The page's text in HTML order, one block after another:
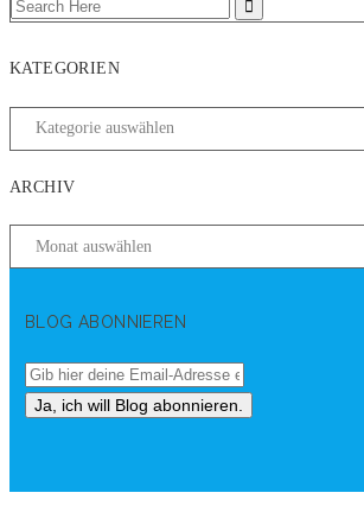
KATEGORIEN
ARCHIV
BLOG ABONNIEREN